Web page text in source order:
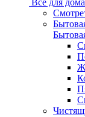
Все для дома